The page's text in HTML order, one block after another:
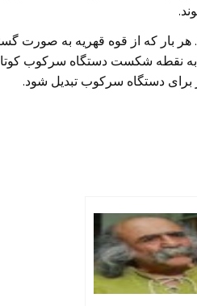
بار که از قوه قهریه به صورت
شکست دستگاه سرکوب
برای دستگاه سرکوب تبدیل شود.